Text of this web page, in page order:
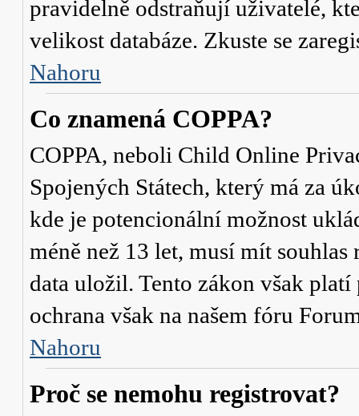
pravidelně odstraňují uživatelé,
velikost databáze. Zkuste se
Nahoru
Co znamená COPPA?
COPPA, neboli Child Online
Spojených Státech, který má za
kde je potencionální možnost
méně než 13 let, musí mít
data uložil. Tento zákon však
ochrana však na našem fóru
Nahoru
Proč se nemohu registrovat?